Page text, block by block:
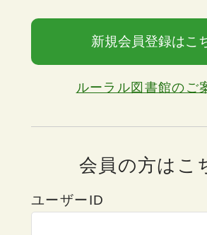
新規会員登録はこ
ルーラル図書館のご
会員の方はこ
ユーザーID